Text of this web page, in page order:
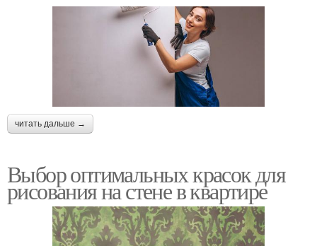
читать дальше →
Выбор оптимальных красок для
рисования на стене в квартире